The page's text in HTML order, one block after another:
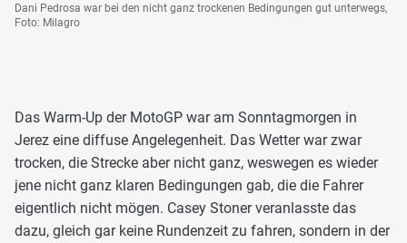
Dani Pedrosa war bei den nicht ganz trockenen Bedingungen gut unterwegs,
Foto: Milagro
Das Warm-Up der MotoGP war am Sonntagmorgen in
Jerez eine diffuse Angelegenheit. Das Wetter war zwar
trocken, die Strecke aber nicht ganz, weswegen es wieder
jene nicht ganz klaren Bedingungen gab, die die Fahrer
eigentlich nicht mögen. Casey Stoner veranlasste das
dazu, gleich gar keine Rundenzeit zu fahren, sondern in der